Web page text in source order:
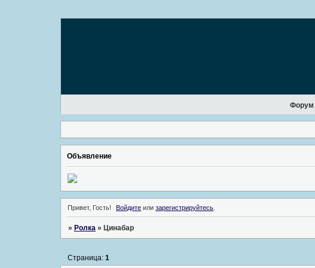
Форум
Объявление
Привет, Гость! Войдите илизарегистрируйтесь
» Ролка » Цинабар
Страница: 1